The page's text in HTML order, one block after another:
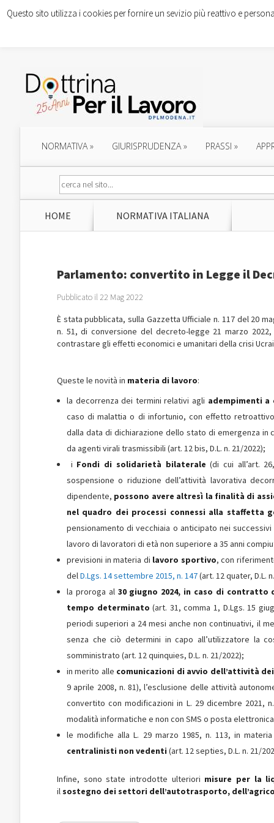
NORMATIVA» GIURISPRUDENZA» PRASSI »
HOME NORMATIVA ITALIANA
Parlamento: convertito in Legge il
Pubblicato il 22 Mag 2022
È stata pubblicata, sulla Gazzetta Ufficiale n. 117 del 20
n. 51, di conversione del decreto-legge 21 marzo
contrastare gli effetti economici e umanitari della crisi
Queste le novità in materia di lavoro:
la decorrenza dei termini relativi agli adempimenti
caso di malattia o di infortunio, con effetto
dalla data di dichiarazione dello stato di emergenza in
da agenti virali trasmissibili (art. 12 bis, D.L. n. 21/2022);
i Fondi di solidarietà bilaterale(di cui all’art.
sospensione o riduzione dell’attività lavorativa
dipendente, possono avere altresì la finalità di
nel quadro dei processi connessi alla staffetta
pensionamento di vecchiaia o anticipato nei
lavoro di lavoratori di età non superiore a 35 anni
previsioni in materia di lavoro sportivo, con
delD.Lgs. 14 settembre 2015, n. 147(art. 12 quater, D.L.
la proroga al 30 giugno 2024, in caso di contratto
tempo determinato (art. 31, comma 1, D.Lgs. 15
periodi superiori a 24 mesi anche non continuativi, il
senza che ciò determini in capo all’utilizzatore la
somministrato (art. 12 quinquies, D.L. n. 21/2022);
in merito alle comunicazioni di avvio dell’attività
9 aprile 2008, n. 81), l’esclusione delle attività
convertito con modificazioni in L. 29 dicembre 2021,
modalità informatiche e non con SMS o posta elettronica
le modifiche alla L. 29 marzo 1985, n. 113, in
centralinisti non vedenti (art. 12 septies, D.L. n. 21/
Infine, sono state introdotte ulteriori misure per la
il sostegno dei settori dell’autotrasporto,
Questo sito utilizza i cookies per fornire un sevizio più reattivo e